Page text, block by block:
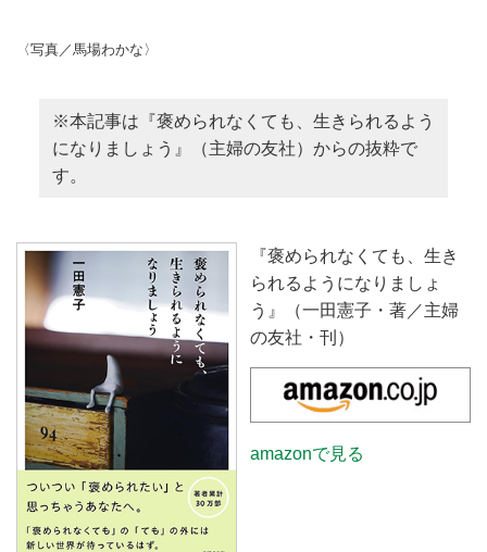
〈写真／馬場わかな〉
※本記事は『褒められなくても、生きられるよう
になりましょう』（主婦の友社）からの抜粋で
す。
『褒められなくても、生き
られるようになりましょ
う』（一田憲子・著／主婦
の友社・刊）
amazonで見る